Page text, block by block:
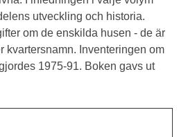
utveckling och historia.
om de enskilda husen - de är
kvartersnamn. Inventeringen om
1975-91. Boken gavs ut